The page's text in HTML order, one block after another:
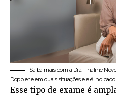
Saiba mais com a Dra. Thaline
Doppler e em quais situações ele é indicado.
Esse tipo de exame é